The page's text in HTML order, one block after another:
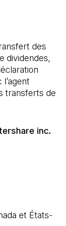
des
dividendes,
transferts de
et États-